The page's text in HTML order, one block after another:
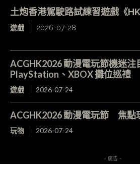
土炮香港駕駛路試練習遊戲《
遊戲 2026-07-28
ACGHK2026 動漫電玩節機迷
PlayStation、XBOX 攤位巡禮
遊戲 2026-07-24
ACGHK2026 動漫電玩節 焦點
玩物 2026-07-24
- 廣告 -